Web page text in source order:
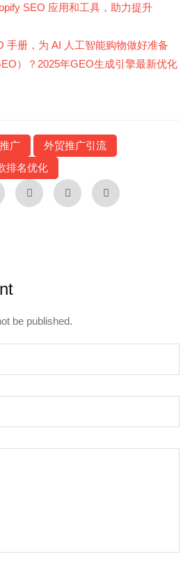
SEO 应用和工具，助力提升
手册，为 AI 人工智能购物做好准备
）？2025年GEO生成引擎最新优化
广
外贸推广引流
排名优化
be published.